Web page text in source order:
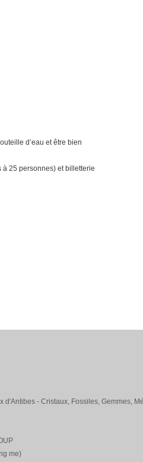
d’eau et être bien
25 personnes) et billetterie
d'Antibes - Cristaux, Fossiles, Gemmes,
me)